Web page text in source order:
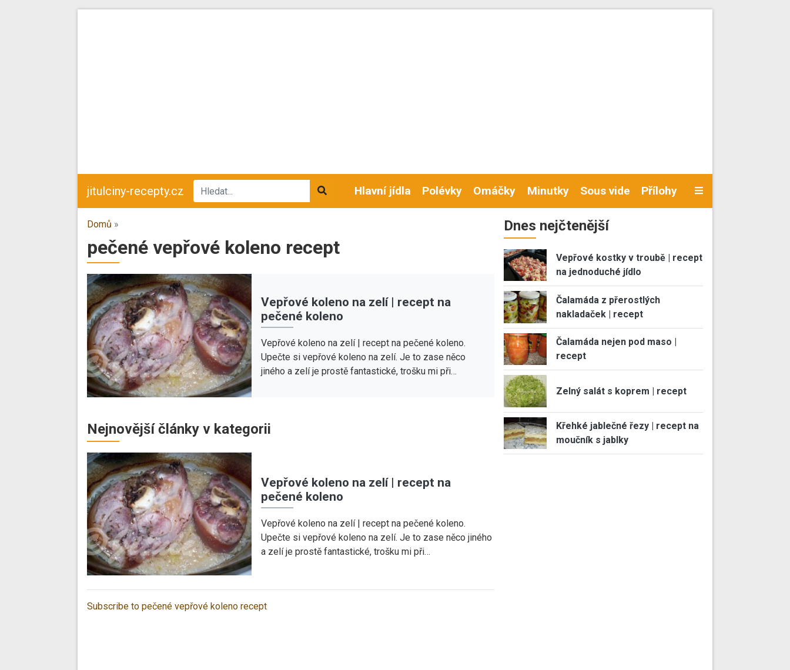
jitulciny-recepty.cz Hlavní jídla Polévky Omáčky Minutky Sous vide Přílohy
Domů »
pečené vepřové koleno recept
Vepřové koleno na zelí | recept na
pečené koleno
Vepřové koleno na zelí | recept na pečené koleno.
Upečte si vepřové koleno na zelí. Je to zase něco
jiného a zelí je prostě fantastické, trošku mi při…
Nejnovější články v kategorii
Vepřové koleno na zelí | recept na
pečené koleno
Vepřové koleno na zelí | recept na pečené koleno.
Upečte si vepřové koleno na zelí. Je to zase něco jiného
a zelí je prostě fantastické, trošku mi při…
Subscribe to pečené vepřové koleno recept
Dnes nejčtenější
Vepřové kostky v troubě | recept
na jednoduché jídlo
Čalamáda z přerostlých
nakladaček | recept
Čalamáda nejen pod maso |
recept
Zelný salát s koprem | recept
Křehké jablečné řezy | recept na
moučník s jablky